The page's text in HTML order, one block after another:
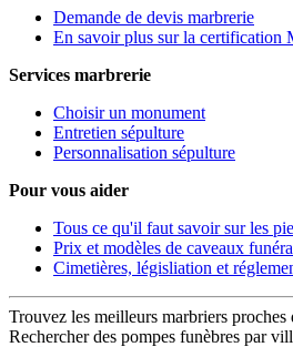
Demande de devis marbrerie
En savoir plus sur la certification
Services marbrerie
Choisir un monument
Entretien sépulture
Personnalisation sépulture
Pour vous aider
Tous ce qu'il faut savoir sur les
Prix et modèles de caveaux
Cimetières, législiation et
Trouvez les meilleurs marbriers proches
Rechercher des pompes funèbres par